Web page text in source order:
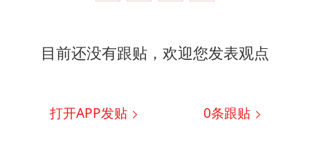
目前还没有跟贴，欢迎您发表观点
打开APP发贴 0条跟贴